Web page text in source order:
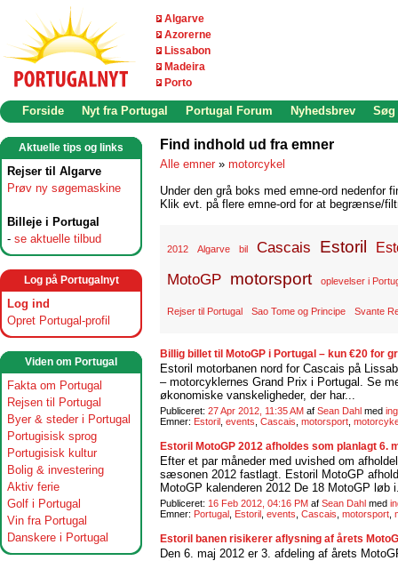
Algarve
Azorerne
Lissabon
Madeira
Porto
Forside Nyt fra Portugal Portugal Forum Nyhedsbrev Søg
Aktuelle tips og links
Rejser til Algarve
Prøv ny søgemaskine
Billeje i Portugal
- se aktuelle tilbud
Log på Portugalnyt
Log ind
Opret Portugal-profil
Viden om Portugal
Fakta om Portugal
Rejsen til Portugal
Byer & steder i Portugal
Portugisisk sprog
Portugisisk kultur
Bolig & investering
Aktiv ferie
Golf i Portugal
Vin fra Portugal
Danskere i Portugal
Find indhold ud fra emner
Alle emner » motorcykel
Under den grå boks med emne-ord nedenfor
Klik evt. på flere emne-ord for at begrænse/
2012 Algarve bil Cascais Estoril
MotoGP motorsport oplevelser i
Rejser til Portugal Sao Tome og Principe Svante
Billig billet til MotoGP i Portugal – kun €20 for
Estoril motorbanen nord for Cascais på
– motorcyklernes Grand Prix i Portugal. Se
økonomiske vanskeligheder, der har...
Publiceret: 27 Apr 2012, 11:35 AM af Sean Dahl med
Emner: Estoril events Cascais motorsport
Estoril MotoGP 2012 afholdes som planlagt 6.
Efter et par måneder med uvished om
sæsonen 2012 fastlagt. Estoril MotoGP
MotoGP kalenderen 2012 De 18 MotoGP løb
Publiceret: 16 Feb 2012, 04:16 PM af Sean Dahl med
Emner: Portugal Estoril events Cascais motorsport
Estoril banen risikerer aflysning af årets
Den 6. maj 2012 er 3. afdeling af årets